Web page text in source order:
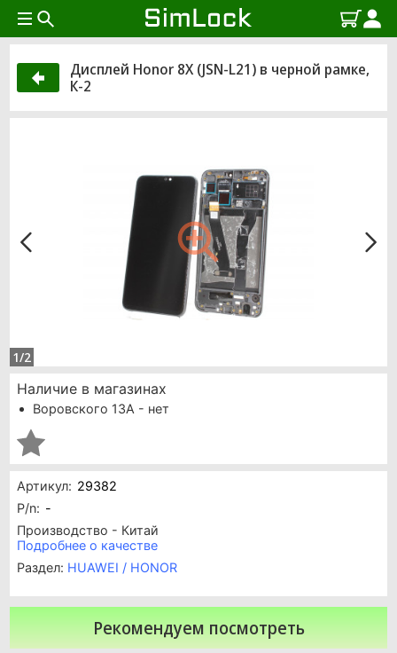
Дисплей Honor 8X (JSN-L21) в черной рамке,
К-2
1/2
Артикул: 29382
P/n: -
Производство - Китай
Подробнее о качестве
Раздел: HUAWEI / HONOR
Наличие в магазинах
Воровского 13А - нет
Рекомендуем посмотреть